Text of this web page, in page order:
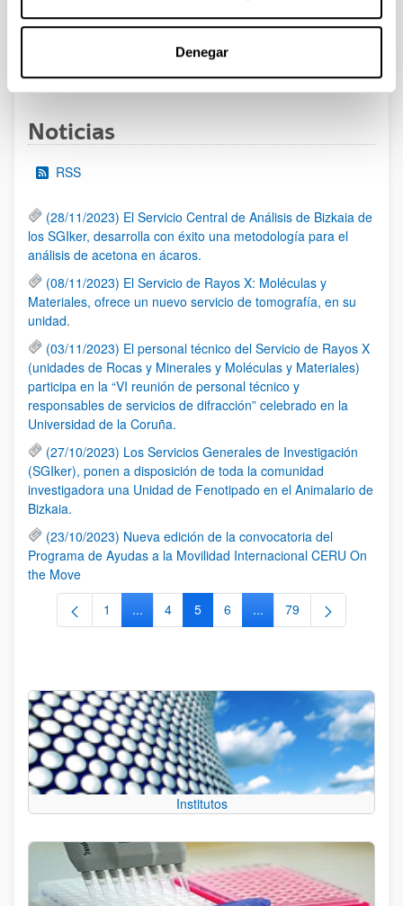
Denegar
Páginas intermedias Use
Noticias
RSS
(28/11/2023) El Servicio Central de Análisis de Bizkaia de
los SGIker, desarrolla con éxito una metodología para el
análisis de acetona en ácaros.
(08/11/2023) El Servicio de Rayos X: Moléculas y
Materiales, ofrece un nuevo servicio de tomografía, en su
unidad.
(03/11/2023) El personal técnico del Servicio de Rayos X
(unidades de Rocas y Minerales y Moléculas y Materiales)
participa en la “VI reunión de personal técnico y
responsables de servicios de difracción” celebrado en la
Universidad de la Coruña.
(27/10/2023) Los Servicios Generales de Investigación
(SGIker), ponen a disposición de toda la comunidad
investigadora una Unidad de Fenotipado en el Animalario de
Bizkaia.
(23/10/2023) Nueva edición de la convocatoria del
Programa de Ayudas a la Movilidad Internacional CERU On
the Move
Página
1 ...Páginas intermedias Use TAB para
Página
4 Página
5 Página
6 ...Páginas intermedias
Página
79
Institutos